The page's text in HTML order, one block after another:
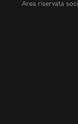
Area riservata soci